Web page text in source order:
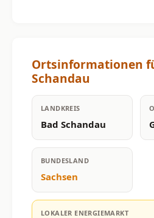
Ortsinformationen
Schandau
LANDKREIS
Bad Schandau
BUNDESLAND
Sachsen
LOKALER ENERGIEMARKT